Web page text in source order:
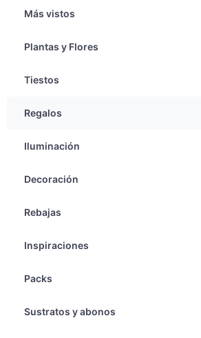
Más vistos
Plantas y Flores
Tiestos
Regalos
Iluminación
Decoración
Rebajas
Inspiraciones
Packs
Sustratos y abonos